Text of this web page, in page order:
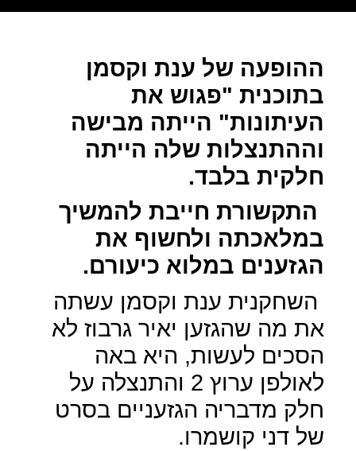
ההופעה של ענת וקסמן
בתוכנית "פגוש את
העיתונות" הייתה מבישה
וההתנצלות שלה הייתה
חלקית בלבד.
התקשורת חייבת להמשיך
במלאכתה ולחשוף את
הגזענים במלוא כיעורם.
השחקנית ענת וקסמן עשתה
את מה שהגזען יאיר גרבוז לא
הסכים לעשות, היא באה
לאולפן ערוץ 2 והתנצלה על
חלק מדבריה הגזעניים בסרט
של דני קושמרו.